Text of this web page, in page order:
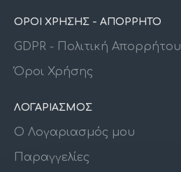
ΟΡΟΙ ΧΡΗΣΗΣ - ΑΠΟΡΡΗΤΟ
GDPR - Πολιτική Απορρήτου
Όροι Χρήσης
ΛΟΓΑΡΙΑΣΜΟΣ
Ο Λογαριασμός μου
Παραγγελίες